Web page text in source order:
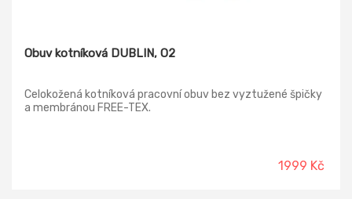
Obuv kotníková DUBLIN, O2
Celokožená kotníková pracovní obuv bez vyztužené špičky
a membránou FREE-TEX.
1999 Kč